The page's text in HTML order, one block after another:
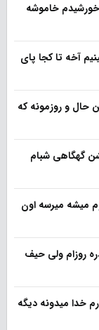
خاموشه
آخه تا کجا پای
حال و روزمونه که
گهگاهی شبام
میشه میرسه اون
روزام ولی حیف
خدا میدونه دیگه